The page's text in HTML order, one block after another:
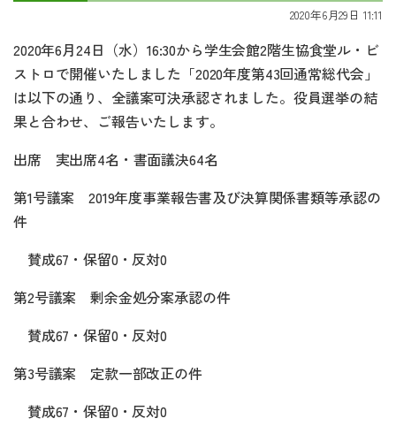
2020年6月29日 11:11
2020年6月24日（水）16:30から学生会館2階生協食堂ル・ビ
ストロで開催いたしました「2020年度第43回通常総代会」
は以下の通り、全議案可決承認されました。役員選挙の結
果と合わせ、ご報告いたします。
出席 実出席4名・書面議決64名
第1号議案 2019年度事業報告書及び決算関係書類等承認の
件
賛成67・保留0・反対0
第2号議案 剰余金処分案承認の件
賛成67・保留0・反対0
第3号議案 定款一部改正の件
賛成67・保留0・反対0